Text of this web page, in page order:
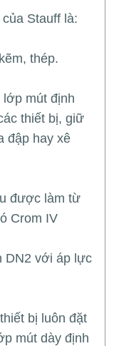
Stauff là:
thép.
mút định
thiết bị, giữ
đập hay xê
được làm từ
Crom IV
DN2 với áp lực
bị luôn đặt
mút dày định